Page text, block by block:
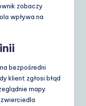
zobaczy
wpływa na
bezpośredni
klient zgłosi błąd
mapy